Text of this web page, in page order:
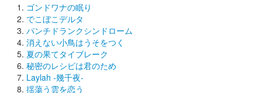
ゴンドワナの眠り
でこぼこデルタ
パンチドランクシンドローム
消えない小鳥はうそをつく
夏の果てタイブレーク
秘密のレシピは君のため
Laylah -幾千夜-
揺蕩う雲を恋う